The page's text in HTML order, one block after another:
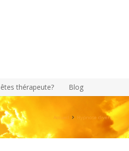
thérapeute? Blog
Accueil Hypnose divers